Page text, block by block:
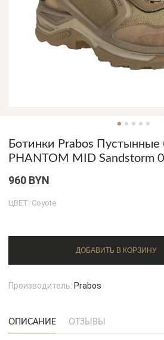
Ботинки Prabos Пустынные
PHANTOM MID Sandstorm
960 BYN
ЦВЕТ: Coyote
ДОБАВИТЬ В КОРЗИНУ
Производитель: Prabos
ОПИСАНИЕ ОТЗЫВЫ